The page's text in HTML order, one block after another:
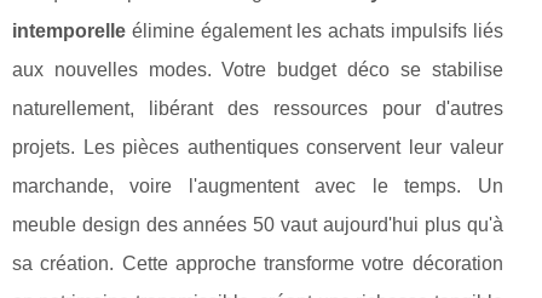
intemporelle élimine également les achats impulsifs liés
aux nouvelles modes. Votre budget déco se stabilise
naturellement, libérant des ressources pour d'autres
projets. Les pièces authentiques conservent leur valeur
marchande, voire l'augmentent avec le temps. Un
meuble design des années 50 vaut aujourd'hui plus qu'à
sa création. Cette approche transforme votre décoration